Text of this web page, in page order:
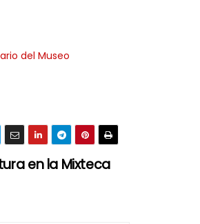
del Museo
en la Mixteca